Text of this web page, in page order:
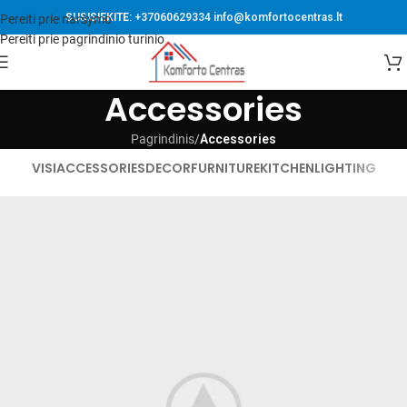
Pereiti prie naršymo
Pereiti prie pagrindinio turinio
SUSISIEKITE: +37060629334 info@komfortocentras.lt
Accessories
Pagrindinis/Accessories
VISIACCESSORIESDECORFURNITUREKITCHENLIGHTING